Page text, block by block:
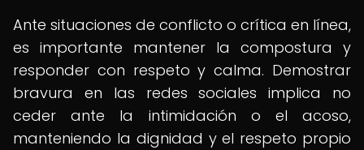
Ante situaciones de conflicto o crítica en línea,
es importante mantener la compostura y
responder con respeto y calma. Demostrar
bravura en las redes sociales implica no
ceder ante la intimidación o el acoso,
manteniendo la dignidad y el respeto propio